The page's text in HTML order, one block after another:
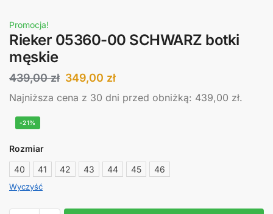
Promocja!
Rieker 05360-00 SCHWARZ botki
męskie
439,00zł 349,00 zł
Najniższa cena z 30 dni przed obniżką: 439,00 zł.
-21%
Rozmiar
40
41 42 43 44 45 46
Wyczyść